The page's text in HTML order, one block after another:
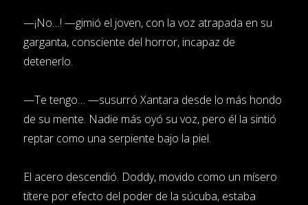
—¡No…! —gimió el joven, con la voz atrapada en su
garganta, consciente del horror, incapaz de
detenerlo.
—Te tengo… —susurró Xantara desde lo más hondo
de su mente. Nadie más oyó su voz, pero él la sintió
reptar como una serpiente bajo la piel.
El acero descendió. Doddy, movido como un mísero
títere por efecto del poder de la súcuba, estaba